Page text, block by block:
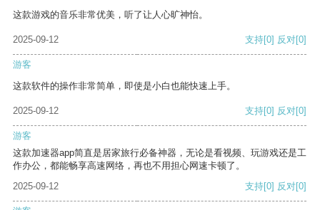
这款游戏的音乐非常优美，听了让人心旷神怡。
2025-09-12 支持[0] 反对[0]
游客
这款软件的操作非常简单，即使是小白也能快速上手。
2025-09-12 支持[0] 反对[0]
游客
这款加速器app简直是居家旅行必备神器，无论是看视频、玩游戏还是工
作办公，都能畅享高速网络，再也不用担心网速卡顿了。
2025-09-12
支持[0] 反对[0]